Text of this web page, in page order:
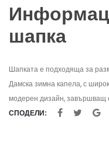
шапка
Шапката е подходяща за
Дамска зимна капела, с
модерен дизайн, завършващ
СПОДЕЛИ: